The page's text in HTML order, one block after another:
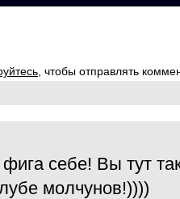
, чтобы отправлять
себе! Вы тут
молчунов!))))